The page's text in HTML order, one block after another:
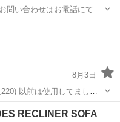
。 ※店頭販売の
8月3日
以前は使用してました
あり) 表面のカバー外して
かったら差し上げます 自
ソファー
RECLINER SOFA